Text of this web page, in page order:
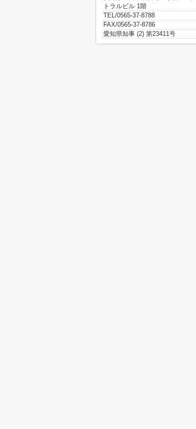
トラルビル 1階
TEL/0565-37-8788
FAX/0565-37-8786
愛知県知事 (2) 第23411号